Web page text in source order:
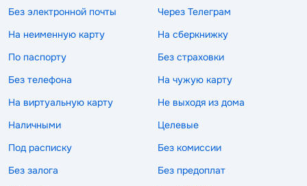
Без электронной почты
Через Телеграм
На неименную карту
На сберкнижку
По паспорту
Без страховки
Без телефона
На чужую карту
На виртуальную карту
Не выходя из дома
Наличными
Целевые
Под расписку
Без комиссии
Без залога
Без предоплат